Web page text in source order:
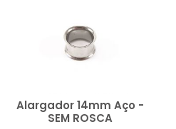
Alargador 14mm Aço -
SEM ROSCA